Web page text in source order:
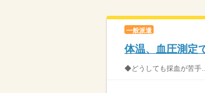
一般派遣
体温、血圧測定
◆どうしても採血が苦手